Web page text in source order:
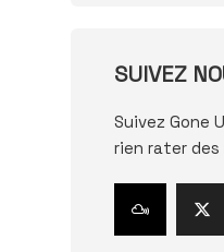
SUIVEZ
Suivez Gone
rien rater des